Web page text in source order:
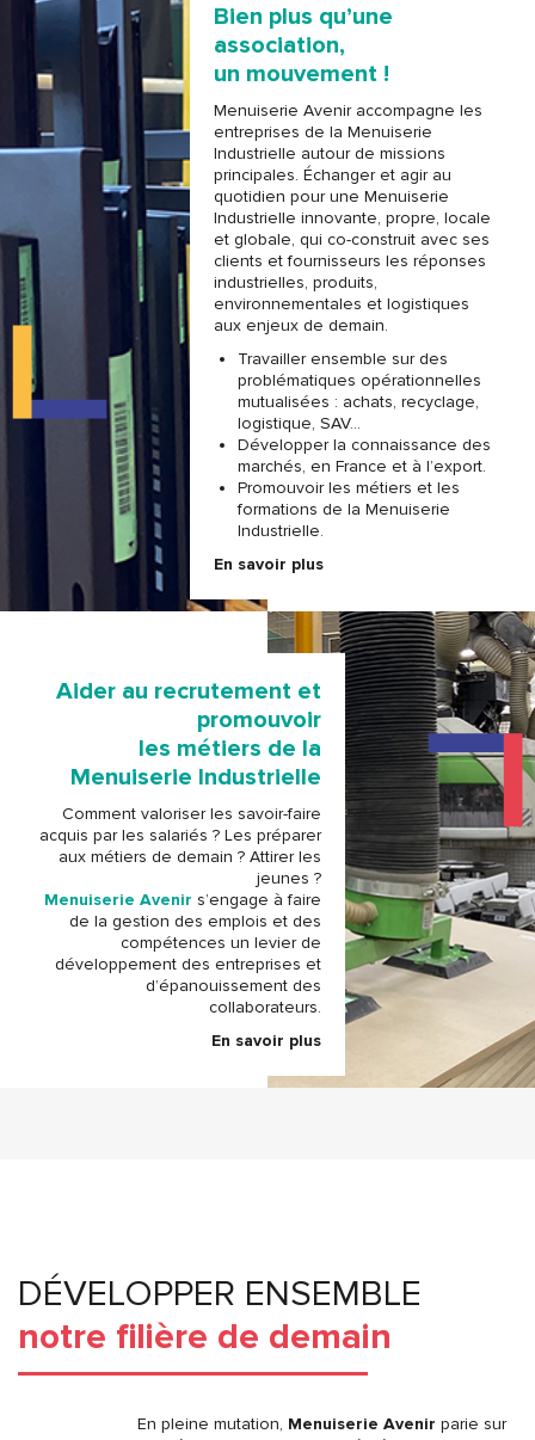
Bien plus qu’une
association,
un mouvement !
Menuiserie Avenir accompagne les
entreprises de la Menuiserie
Industrielle autour de missions
principales. Échanger et agir au
quotidien pour une Menuiserie
Industrielle innovante, propre, locale
et globale, qui co-construit avec ses
clients et fournisseurs les réponses
industrielles, produits,
environnementales et logistiques
aux enjeux de demain.
Travailler ensemble sur des
problématiques opérationnelles
mutualisées : achats, recyclage,
logistique, SAV…
Développer la connaissance des
marchés, en France et à l’export.
Promouvoir les métiers et les
formations de la Menuiserie
Industrielle.
En savoir plus
Aider au recrutement et
promouvoir
les métiers de la
Menuiserie Industrielle
Comment valoriser les savoir-faire
acquis par les salariés ? Les préparer
aux métiers de demain ? Attirer les
jeunes ?
Menuiserie Avenir s’engage à faire
de la gestion des emplois et des
compétences un levier de
développement des entreprises et
d’épanouissement des
collaborateurs.
En savoir plus
DÉVELOPPER ENSEMBLE
notre filière de demain
En pleine mutation, Menuiserie Avenir parie sur